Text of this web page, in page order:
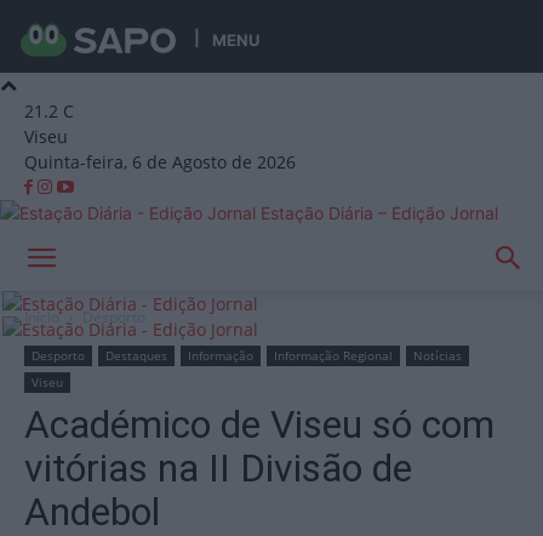
MENU
21.2 C
Viseu
Quinta-feira, 6 de Agosto de 2026
Estação Diária – Edição Jornal
Início Desporto
Desporto Destaques Informação Informação Regional
Notícias
Viseu
Académico de Viseu só com
vitórias na II Divisão de
Andebol